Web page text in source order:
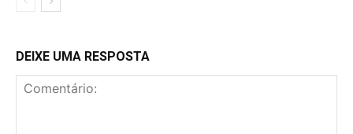
DEIXE UMA RESPOSTA